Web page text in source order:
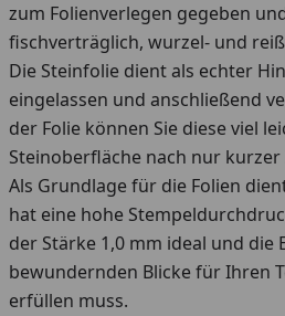
zum Folienverlegen gegeben
fischverträglich, wurzel- und
Die Steinfolie dient als echter
eingelassen und anschließend
der Folie können Sie diese viel
Steinoberfläche nach nur
Als Grundlage für die Folien
hat eine hohe
der Stärke 1,0 mm ideal und die
bewundernden Blicke für Ihren
erfüllen muss.